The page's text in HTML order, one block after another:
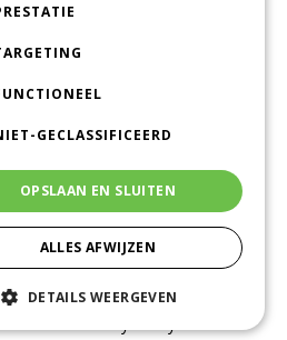
de Oude Tol /Green Solutions
GECLASSIFICEERD
OPSLAAN EN SLUITEN
ALLES AFWIJZEN
DETAILS WEERGEVEN